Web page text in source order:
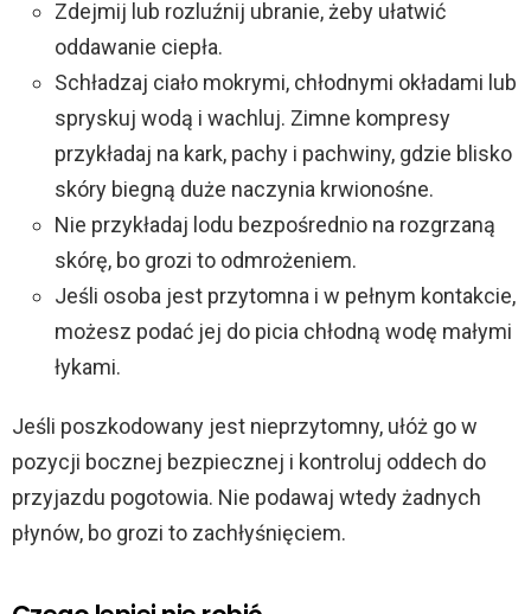
Zdejmij lub rozluźnij ubranie, żeby ułatwić
oddawanie ciepła.
Schładzaj ciało mokrymi, chłodnymi okładami lub
spryskuj wodą i wachluj. Zimne kompresy
przykładaj na kark, pachy i pachwiny, gdzie blisko
skóry biegną duże naczynia krwionośne.
Nie przykładaj lodu bezpośrednio na rozgrzaną
skórę, bo grozi to odmrożeniem.
Jeśli osoba jest przytomna i w pełnym kontakcie,
możesz podać jej do picia chłodną wodę małymi
łykami.
Jeśli poszkodowany jest nieprzytomny, ułóż go w
pozycji bocznej bezpiecznej i kontroluj oddech do
przyjazdu pogotowia. Nie podawaj wtedy żadnych
płynów, bo grozi to zachłyśnięciem.